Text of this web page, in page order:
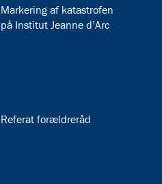
32.17:
Markering af katastrofen
på Institut Jeanne d’Arc
32.23:
Referat forældreråd